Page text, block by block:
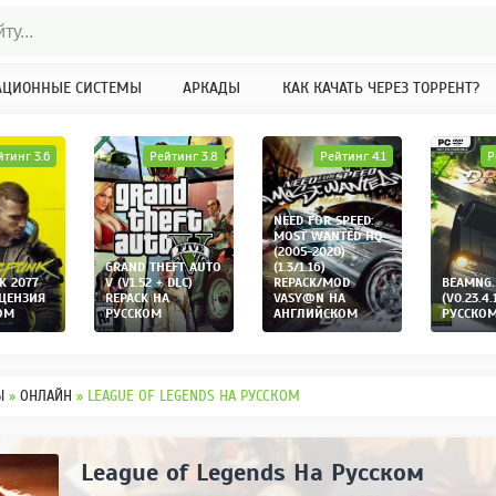
СИСТЕМЫ АРКАДЫ КАК КАЧАТЬ ЧЕРЕЗ ТОРРЕНТ?
2077
3.6
GRAND THEFT AUTO
V (V1.52 + DLC)
REPACK НА
РУССКОМ
Рейтинг 3.8
NEED FOR SPEED:
MOST WANTED HQ
(2005-2020)
(1.3/1.16)
REPACK/MOD
VASY@N НА
АНГЛИЙСКОМ
Рейтинг 4.1
» ОНЛАЙН » LEAGUE OF LEGENDS НА РУССКОМ
League of Legends На Русском